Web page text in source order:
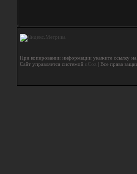
При копировании информации укажите ссылку на
Сайт управляется системой uCoz | Все права